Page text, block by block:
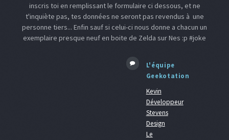
inscris toi en remplissant le formulaire ci dessous, et ne
t'inquiète pas, tes données ne seront pas revendus à une
personne tiers... Enfin sauf si celui-ci nous donne a chacun un
exemplaire presque neuf en boite de Zelda sur Nes :p #joke
L'équipe
Geekotation
Kevin
Développeur
Stevens
Design
Le